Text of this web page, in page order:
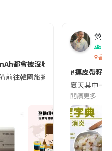
都會被沒收😱出發前切記檢查
備前往韓國旅遊的民眾，近期要
營養
香港
#連皮帶籽
夏天其中一
閱讀更多